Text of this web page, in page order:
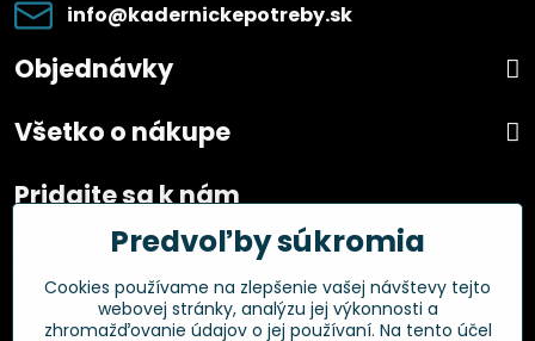
info​@kadernickepotreby​.sk
Objednávky
Všetko o nákupe
Pridajte sa k nám
Facebook
Overené zákazníkmi
Predvoľby súkromia
Cookies používame na zlepšenie vašej návštevy tejto
webovej stránky, analýzu jej výkonnosti a
zhromažďovanie údajov o jej používaní. Na tento účel